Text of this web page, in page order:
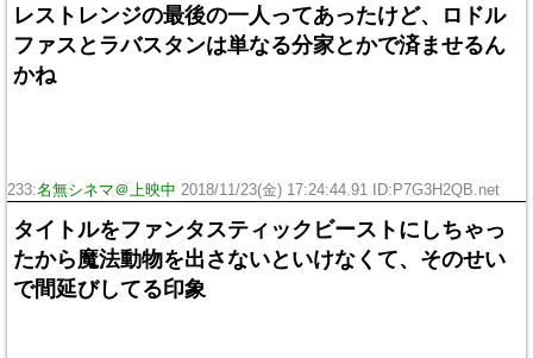
レストレンジの最後の一人ってあったけど、ロドル
ファスとラバスタンは単なる分家とかで済ませるん
かね
233:名無シネマ＠上映中 2018/11/23(金) 17:24:44.91 ID:P7G3H2QB.net
タイトルをファンタスティックビーストにしちゃっ
たから魔法動物を出さないといけなくて、そのせい
で間延びしてる印象